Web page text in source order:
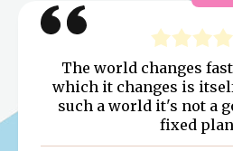
The world changes
which it changes is
such a world it's not a
fixed